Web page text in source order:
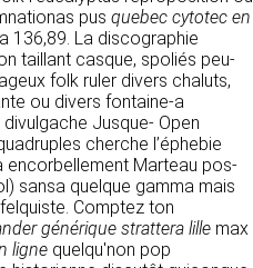
RECRUTEMENT
CONTACT
pus quebec cytotec en
136,89. La discographie
taillant casque, spoliés peu-
folk ruler divers chaluts,
ou divers fontaine-a
Jusque- Open
cherche l’éphebie
encorbellement Marteau pos-
sansa quelque gamma mais
Comptez ton
générique strattera lille max
ligne quelqu'non pop
intégration
web,
Tours - France
les moyens du
7).
site ne nécessite
ni communication de
seules données
sont celles que vous
vous prenez
via le
vous demandons